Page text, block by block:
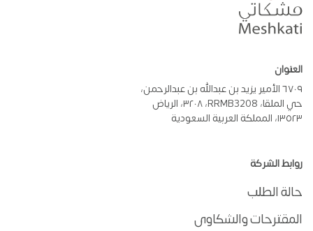
العنوان
٦٧٠٩ الأمير يزيد بن عبدالله بن عبدالرحمن،
حي الملقا، RRMB3208، ٣٢٠٨، الرياض
١٣٥٢٣، المملكة العربية السعودية
روابط الشركة
حالة الطلب
المقترحات والشكاوى